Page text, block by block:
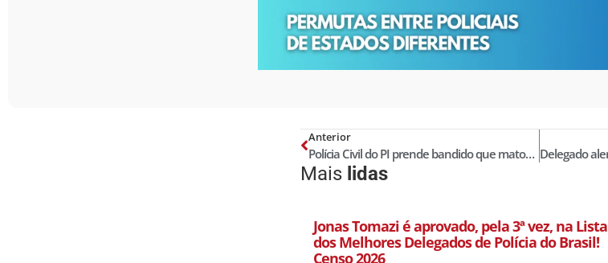
Anterior
Polícia Civil do PI prende bandido que matou dois e feriu três no litoral
Mais lidas
Jonas Tomazi é aprovado, pela 3ª vez, na Lista
dos Melhores Delegados de Polícia do Brasil!
Censo 2026